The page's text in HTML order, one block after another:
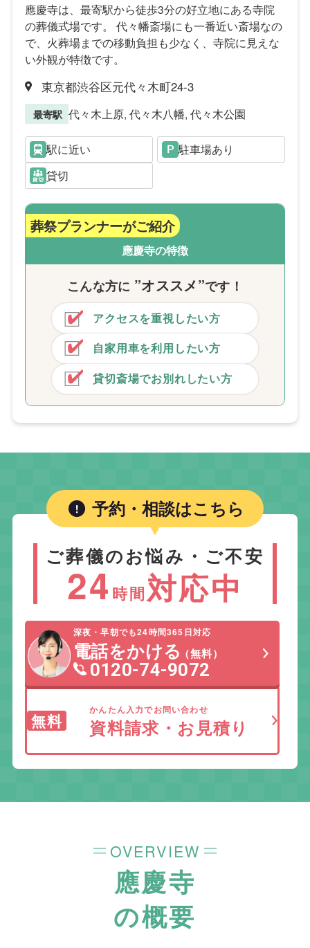
應慶寺は、最寄駅から徒歩3分の好立地にある寺院
の葬儀式場です。 代々幡斎場にも一番近い斎場なの
で、火葬場までの移動負担も少なく、寺院に見えな
い外観が特徴です。
東京都渋谷区元代々木町24-3
最寄駅 代々木上原, 代々木八幡, 代々木公園
駅に近い
駐車場あり
貸切
葬祭プランナーがご紹介
應慶寺の特徴
こんな方に ”オススメ”です！
アクセスを重視したい方
自家用車を利用したい方
貸切斎場でお別れしたい方
予約・相談はこちら
ご葬儀のお悩み・ご不安
24 時間対応中
深夜・早朝でも24時間365日対応
電話をかける（無料）
0120-74-9072
無料
かんたん入力でお問い合わせ
資料請求・お見積り
OVERVIEW
應慶寺
の概要